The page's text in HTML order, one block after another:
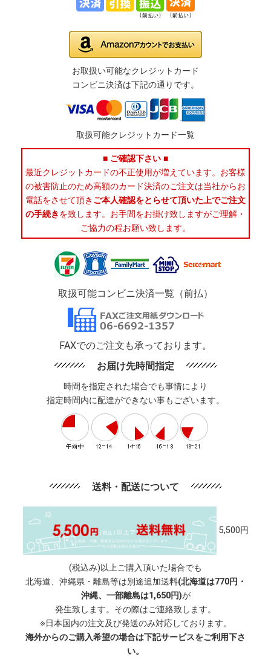
お取扱い可能なクレジットカード
コンビニ決済は下記の通りです。
取扱可能クレジットカード一覧
■ ご確認下さい ■
最近クレジットカードの不正使用が増えています。お客様
の被害防止のため高額のカード決済のご注文は当社からお
電話をさせて頂き ご本人確認をとらせて頂いた上でご注文
の手続きを致します。お手間をお掛け致しますがご理解・
ご協力の程お願い致します。
取扱可能コンビニ決済一覧（前払）
FAXでのご注文も承っております。
お届け先時間指定
時間を指定された場合でも事情により
指定時間内に配達ができない事もございます。
送料・配送について
5,500円
(税込み)以上ご購入頂いた場合でも
北海道、沖縄県・離島等は別途追加送料(北海道は770円・
沖縄、一部離島は1,650円)が
発生致します。その際はご連絡致します。
※日本国内の注文及び発送のみ対応しております。
海外からのご購入希望の場合は下記サービスをご利用下さ
い。